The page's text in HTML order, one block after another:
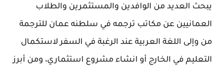
يبحث العديد من الوافدين والمستثمرين والطلاب
العمانيين عن مكاتب ترجمه في سلطنه عمان للترجمة
من وإلى اللغة العربية عند الرغبة في السفر لاستكمال
التعليم في الخارج أو انشاء مشروع استثماري، ومن أبرز